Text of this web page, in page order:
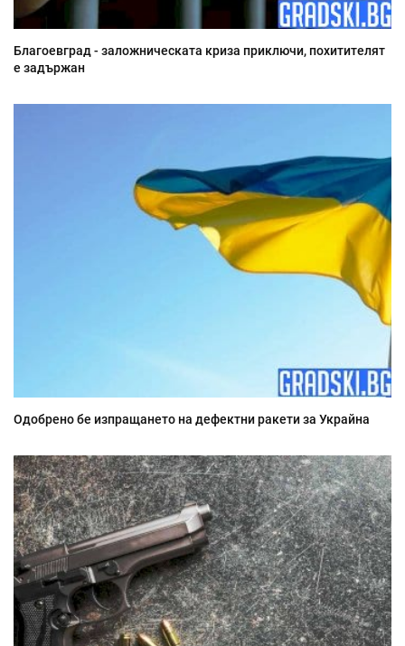
Благоевград - заложническата криза приключи, похитителят
е задържан
Одобрено бе изпращането на дефектни ракети за Украйна